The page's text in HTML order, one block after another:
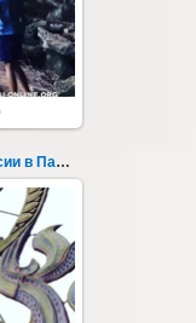
В Логово Дракона фото экскурсии в Паттайе 180
тур из
180